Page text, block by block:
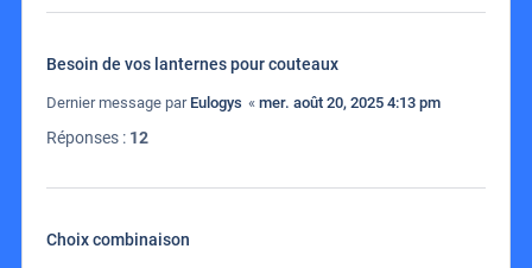
Besoin de vos lanternes pour couteaux
Dernier message par Eulogys « mer. août 20, 2025 4:13 pm
Réponses : 12
Choix combinaison